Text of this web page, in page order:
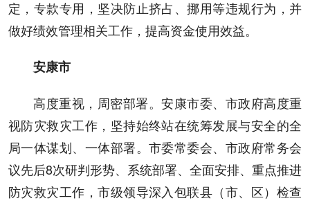
定，专款专用，坚决防止挤占、挪用等违规行为，并
做好绩效管理相关工作，提高资金使用效益。
安康市
高度重视，周密部署。安康市委、市政府高度重
视防灾救灾工作，坚持始终站在统筹发展与安全的全
局一体谋划、一体部署。市委常委会、市政府常务会
议先后8次研判形势、系统部署、全面安排、重点推进
防灾救灾工作，市级领导深入包联县（市、区）检查